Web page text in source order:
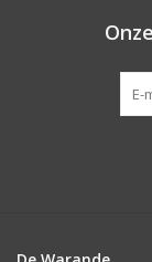
Bodemverbetering
Overige producten